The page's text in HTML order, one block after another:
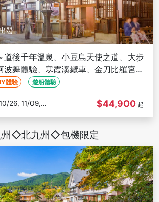
發
道後千年溫泉、小豆島天使之道、大步
波舞體驗、寒霞溪纜車、金刀比羅宮、
體驗 遊船體驗
$44,900 起
州◇北九州◇包機限定